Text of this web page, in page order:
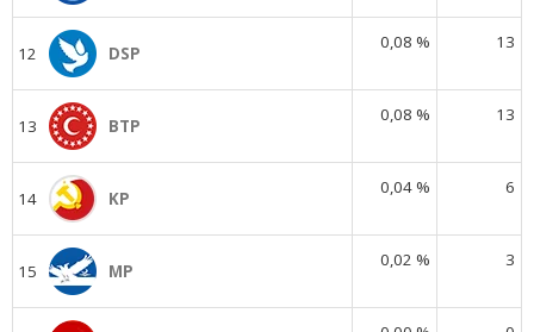
12 DSP
0,08 % 13
13 BTP
0,08 % 13
14 KP
0,04 % 6
15 MP
0,02 % 3